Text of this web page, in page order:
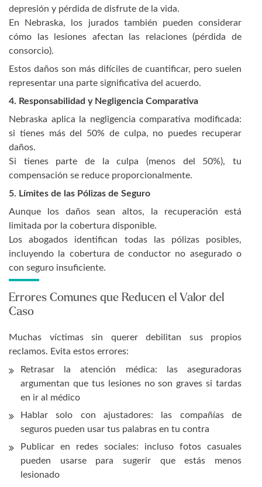
depresión y pérdida de disfrute de la vida.
En Nebraska, los jurados también pueden considerar
cómo las lesiones afectan las relaciones (pérdida de
consorcio).
Estos daños son más difíciles de cuantificar, pero suelen
representar una parte significativa del acuerdo.
4. Responsabilidad y Negligencia Comparativa
Nebraska aplica la negligencia comparativa modificada:
si tienes más del 50% de culpa, no puedes recuperar
daños.
Si tienes parte de la culpa (menos del 50%), tu
compensación se reduce proporcionalmente.
5. Límites de las Pólizas de Seguro
Aunque los daños sean altos, la recuperación está
limitada por la cobertura disponible.
Los abogados identifican todas las pólizas posibles,
incluyendo la cobertura de conductor no asegurado o
con seguro insuficiente.
Errores Comunes que Reducen el Valor del
Caso
Muchas víctimas sin querer debilitan sus propios
reclamos. Evita estos errores:
Retrasar la atención médica: las aseguradoras
argumentan que tus lesiones no son graves si tardas
en ir al médico
Hablar solo con ajustadores: las compañías de
seguros pueden usar tus palabras en tu contra
Publicar en redes sociales: incluso fotos casuales
pueden usarse para sugerir que estás menos
lesionado